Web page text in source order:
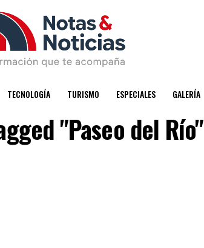
TECNOLOGÍA TURISMO ESPECIALES GALERÍA
"Paseo del Río"